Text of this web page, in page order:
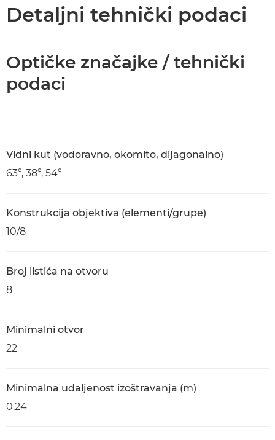
Detaljni tehnički podaci
Optičke značajke / tehnički
podaci
Vidni kut (vodoravno, okomito, dijagonalno)
63°, 38°, 54°
Konstrukcija objektiva (elementi/grupe)
10/8
Broj listića na otvoru
8
Minimalni otvor
22
Minimalna udaljenost izoštravanja (m)
0.24